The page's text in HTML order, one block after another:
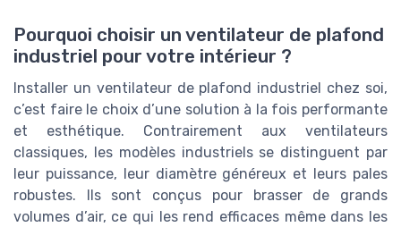
Pourquoi choisir un ventilateur de plafond
industriel pour votre intérieur ?
Installer un ventilateur de plafond industriel chez soi,
c’est faire le choix d’une solution à la fois performante
et esthétique. Contrairement aux ventilateurs
classiques, les modèles industriels se distinguent par
leur puissance, leur diamètre généreux et leurs pales
robustes. Ils sont conçus pour brasser de grands
volumes d’air, ce qui les rend efficaces même dans les